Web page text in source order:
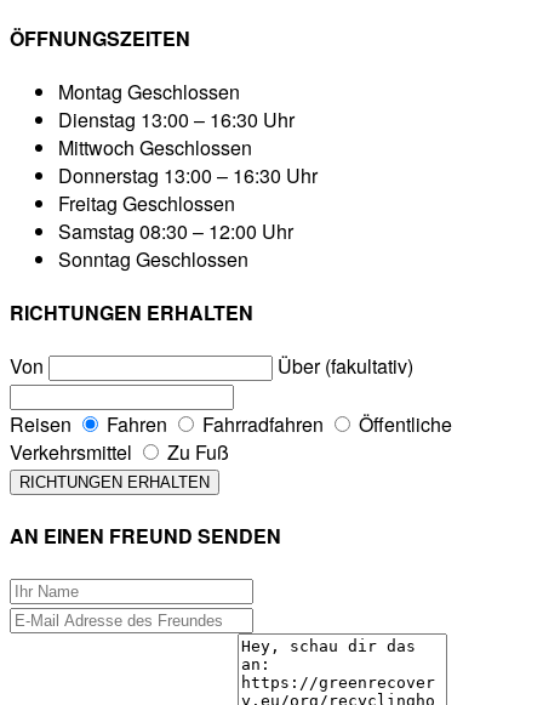
ÖFFNUNGSZEITEN
Montag Geschlossen
Dienstag 13:00 – 16:30 Uhr
Mittwoch Geschlossen
Donnerstag 13:00 – 16:30 Uhr
Freitag Geschlossen
Samstag 08:30 – 12:00 Uhr
Sonntag Geschlossen
RICHTUNGEN ERHALTEN
Von
Über (fakultativ)
Reisen Fahren Fahrradfahren
Öffentliche
Verkehrsmittel
Zu Fuß
AN EINEN FREUND SENDEN